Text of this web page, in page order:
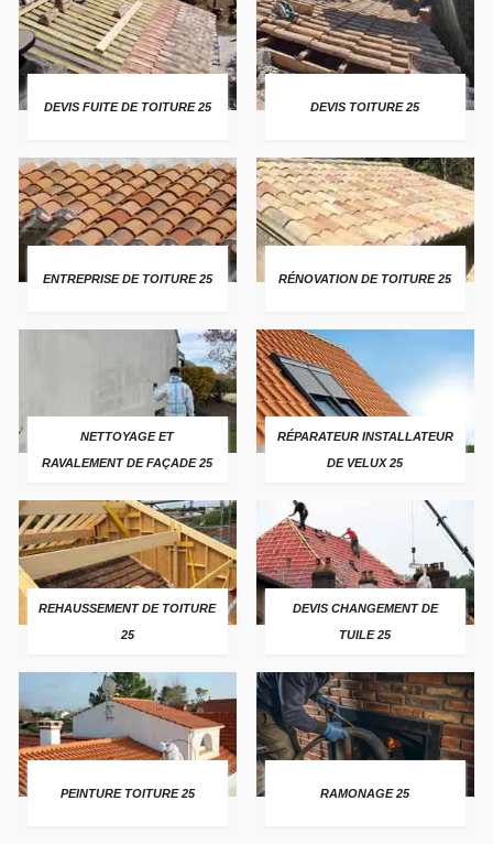
DEVIS FUITE DE TOITURE 25 DEVIS TOITURE 25
ENTREPRISE DE TOITURE 25 RÉNOVATION DE TOITURE 25
NETTOYAGE ET
RAVALEMENT DE FAÇADE 25
RÉPARATEUR INSTALLATEUR
DE VELUX 25
REHAUSSEMENT DE TOITURE
25
DEVIS CHANGEMENT DE
TUILE 25
PEINTURE TOITURE 25 RAMONAGE 25